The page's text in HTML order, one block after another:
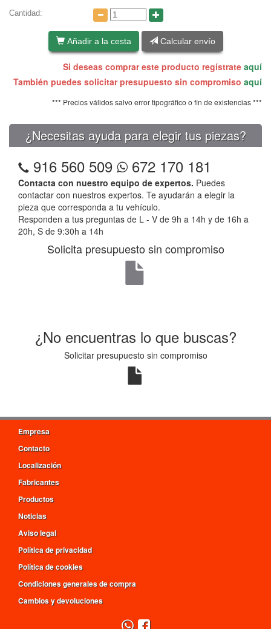
Cantidad:
Añadir a la cesta Calcular envío
Si deseas comprar este producto regístrate aquí
También puedes solicitar presupuesto sin compromiso aquí
*** Precios válidos salvo error tipográfico o fin de existencias ***
¿Necesitas ayuda para elegir tus piezas?
916 560 509 672 170 181
Contacta con nuestro equipo de expertos. Puedes
contactar con nuestros expertos. Te ayudarán a elegir la
pieza que corresponda a tu vehículo.
Responden a tus preguntas de L - V de 9h a 14h y de 16h a
20h, S de 9:30h a 14h
Solicita presupuesto sin compromiso
¿No encuentras lo que buscas?
Solicitar presupuesto sin compromiso
Empresa
Contacto
Localización
Fabricantes
Productos
Noticias
Aviso legal
Política de privacidad
Política de cookies
Condiciones generales de compra
Cambios y devoluciones